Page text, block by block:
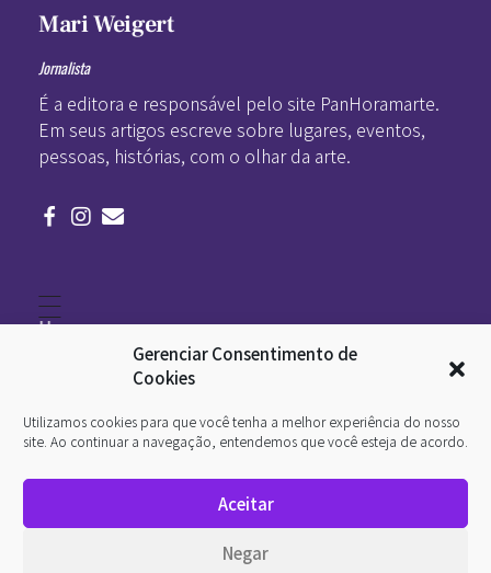
Gerenciar Consentimento de
Cookies
Utilizamos cookies para que você tenha a melhor experiência do nosso
site. Ao continuar a navegação, entendemos que você esteja de acordo.
Aceitar
Negar
Mari Weigert
Jornalista
É a editora e responsável pelo site PanHoramarte.
Em seus artigos escreve sobre lugares, eventos,
pessoas, histórias, com o olhar da arte.
Home
Arte
O que é arte
InternetArt
Quem somos
viajamos nessa poética. Todos os direitos reservados